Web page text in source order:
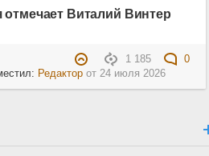
Виталий Винтер
1 185
0
Редакторот 24 июля 2026